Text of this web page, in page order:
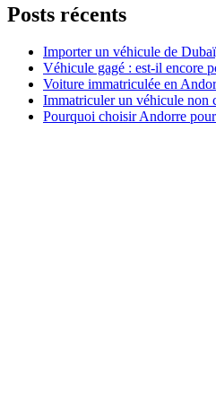
Posts récents
Importer un véhicule de
Véhicule gagé : est-il encore
Voiture immatriculée en
Immatriculer un véhicule non
Pourquoi choisir Andorre